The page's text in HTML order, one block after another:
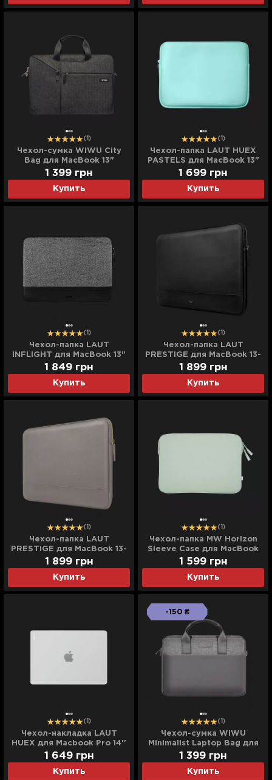
(1)
Чехол-сумка WIWU City
Bag для MacBook 13"
(Black)
Купить
1 399 грн
(1)
Чехол-папка LAUT HUEX
PASTELS для MacBook 13"
(Mint)
Купить
1 699 грн
(1)
Чехол-папка LAUT
INFLIGHT для MacBook 13"
(Black)
Купить
1 849 грн
(1)
Чехол-папка LAUT
PRESTIGE для MacBook 13-
14'' (Black)
Купить
1 899 грн
(1)
Чехол-папка LAUT
PRESTIGE для MacBook 13-
14'' (Taupe / Gray)
Купить
1 899 грн
(1)
Чехол-папка MW Horizon
Sleeve Case для MacBook
Pro 14"/ Air 13" M2 (Frosty
Green)
Купить
1 599 грн
(1)
Чехол-накладка LAUT
HUEX для Macbook Pro 14''
(2021-2026) (Frost)
Купить
1 649 грн
-150 ₴
(1)
Чехол-сумка WiWU
Minimalist Laptop Bag для
MacBook 13/14" (Gray)
Купить
1 399 грн